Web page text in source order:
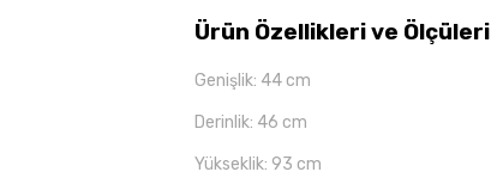
Ürün Özellikleri ve Ölçüleri
Genişlik: 44 cm
Derinlik: 46 cm
Yükseklik: 93 cm